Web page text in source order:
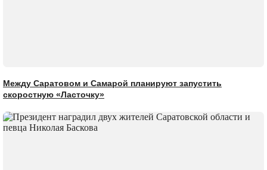
Между Саратовом и Самарой планируют запустить
скоростную «Ласточку»